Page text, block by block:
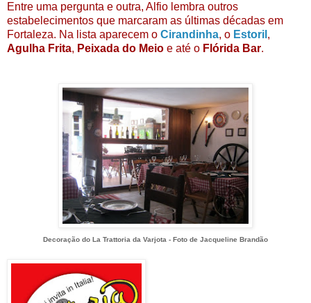
Entre uma pergunta e outra, Alfio lembra outros
estabelecimentos que marcaram as últimas décadas em
Fortaleza. Na lista aparecem o Cirandinha, o Estoril ,
Agulha Frita, Peixada do Meio e até o Flórida Bar.
Decoração do La Trattoria da Varjota - Foto de Jacqueline Brandão